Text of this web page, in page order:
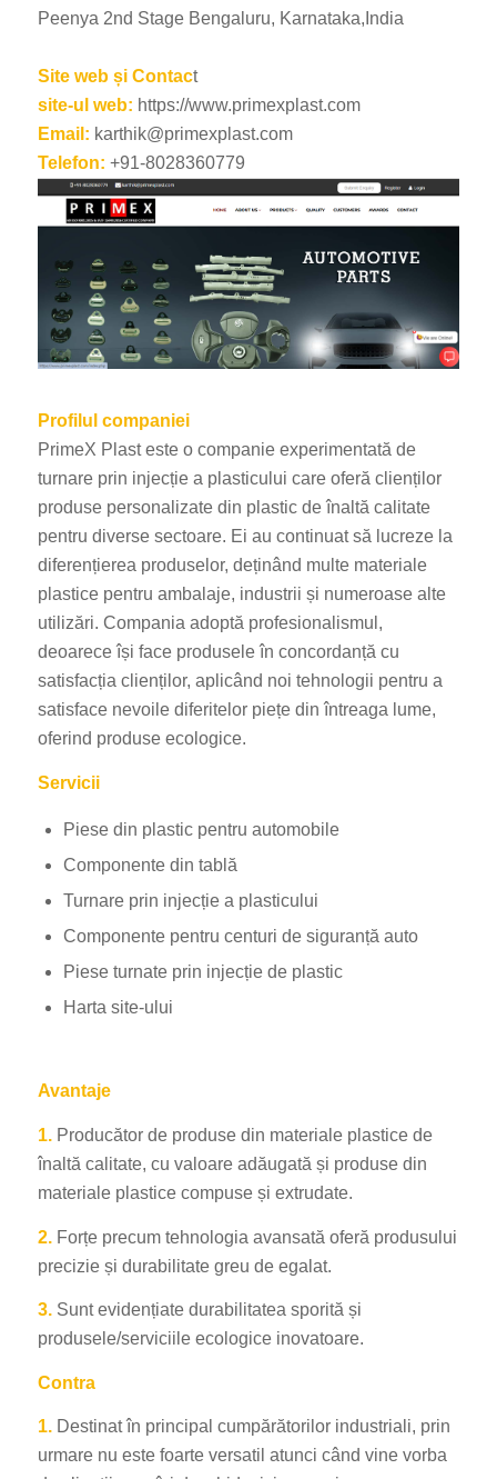
Peenya 2nd Stage Bengaluru, Karnataka,India
Site web și Contact
site-ul web: https://www.primexplast.com
Email: karthik@primexplast.com
Telefon: +91-8028360779
Profilul companiei
PrimeX Plast este o companie experimentată de
turnare prin injecție a plasticului care oferă clienților
produse personalizate din plastic de înaltă calitate
pentru diverse sectoare. Ei au continuat să lucreze la
diferențierea produselor, deținând multe materiale
plastice pentru ambalaje, industrii și numeroase alte
utilizări. Compania adoptă profesionalismul,
deoarece își face produsele în concordanță cu
satisfacția clienților, aplicând noi tehnologii pentru a
satisface nevoile diferitelor piețe din întreaga lume,
oferind produse ecologice.
Servicii
Piese din plastic pentru automobile
Componente din tablă
Turnare prin injecție a plasticului
Componente pentru centuri de siguranță auto
Piese turnate prin injecție de plastic
Harta site-ului
Avantaje
1.Producător de produse din materiale plastice de
înaltă calitate, cu valoare adăugată și produse din
materiale plastice compuse și extrudate.
2.Forțe precum tehnologia avansată oferă produsului
precizie și durabilitate greu de egalat.
3.Sunt evidențiate durabilitatea sporită și
produsele/serviciile ecologice inovatoare.
Contra
1.Destinat în principal cumpărătorilor industriali, prin
urmare nu este foarte versatil atunci când vine vorba